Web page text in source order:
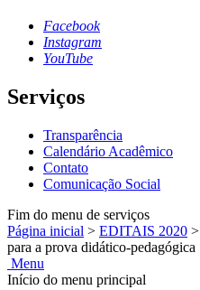
Facebook
Instagram
YouTube
Serviços
Transparência
Calendário Acadêmico
Contato
Comunicação Social
Fim do menu de serviços
Página inicial > EDITAIS 2020 >
para a prova didático-pedagógica
Menu
Início do menu principal